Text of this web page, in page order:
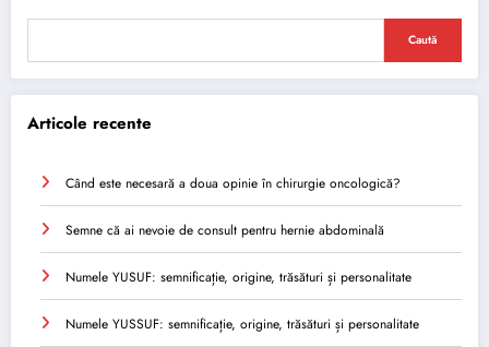
Caută
Articole recente
Când este necesară a doua opinie în chirurgie oncologică?
Semne că ai nevoie de consult pentru hernie abdominală
Numele YUSUF: semnificație, origine, trăsături și personalitate
Numele YUSSUF: semnificație, origine, trăsături și personalitate